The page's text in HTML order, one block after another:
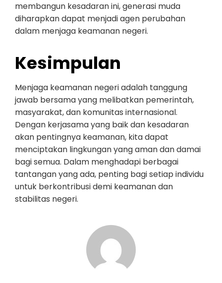
membangun kesadaran ini, generasi muda
diharapkan dapat menjadi agen perubahan
dalam menjaga keamanan negeri.
Kesimpulan
Menjaga keamanan negeri adalah tanggung
jawab bersama yang melibatkan pemerintah,
masyarakat, dan komunitas internasional.
Dengan kerjasama yang baik dan kesadaran
akan pentingnya keamanan, kita dapat
menciptakan lingkungan yang aman dan damai
bagi semua. Dalam menghadapi berbagai
tantangan yang ada, penting bagi setiap individu
untuk berkontribusi demi keamanan dan
stabilitas negeri.